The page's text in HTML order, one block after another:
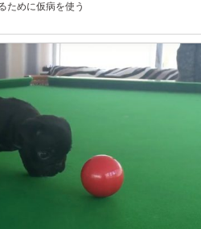
ために仮病を使う